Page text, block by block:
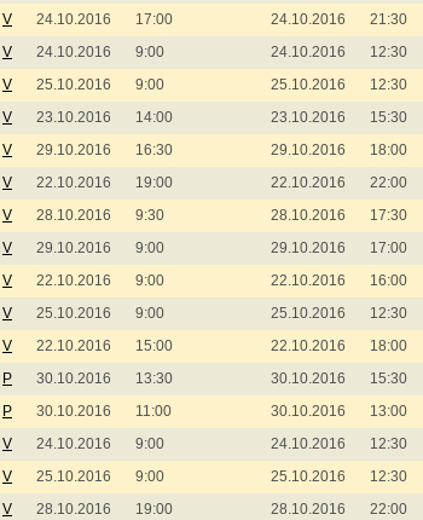
V 24.10.2016 17:00 24.10.2016
21:30
V 24.10.2016 9:00 24.10.2016
12:30
V 25.10.2016 9:00 25.10.2016
12:30
V 23.10.2016 14:00 23.10.2016
15:30
V 29.10.2016 16:30 29.10.2016
18:00
V 22.10.2016 19:00 22.10.2016
22:00
V 28.10.2016 9:30 28.10.2016
17:30
V 29.10.2016 9:00 29.10.2016
17:00
V 22.10.2016 9:00 22.10.2016
16:00
V 25.10.2016 9:00 25.10.2016
12:30
V 22.10.2016 15:00 22.10.2016
18:00
P 30.10.2016 13:30 30.10.2016
15:30
P 30.10.2016 11:00 30.10.2016
13:00
V 24.10.2016 9:00 24.10.2016
12:30
V 25.10.2016 9:00 25.10.2016
12:30
V 28.10.2016 19:00 28.10.2016
22:00